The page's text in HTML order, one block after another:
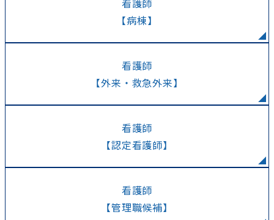
看護師
【病棟】
看護師
【外来・救急外来】
看護師
【認定看護師】
看護師
【管理職候補】